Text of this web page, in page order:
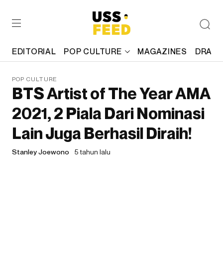
EDITORIAL POP CULTURE MAGAZINES
POP CULTURE
BTS Artist of The Year AMA
2021, 2 Piala Dari Nominasi
Lain Juga Berhasil Diraih!
Stanley Joewono 5 tahun lalu